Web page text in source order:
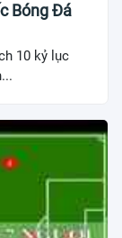
Bóng Đá
10 kỷ lục